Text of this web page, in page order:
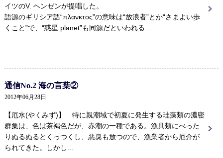
イツのV. ヘンゼンが提唱した。
語源のギリシア語“πλανκτος”の意味は“放浪者”とか“さまよい歩
くこと”で、“惑星 planet”も同源だといわれる...
通信No.2 海の言葉②
2012年06月28日
【厄水(やくみず)】 特に親潮域で初夏に発生する珪藻類の濃密
群集は、色は茶褐色だが、赤潮の一種である。漁具類にべった
りぬるぬるとくっつくし、悪臭も放つので、漁業者から厄介が
られてきた。しかし...